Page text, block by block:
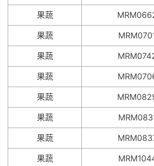
果蔬
果蔬
果蔬
果蔬
果蔬
果蔬
果蔬
果蔬